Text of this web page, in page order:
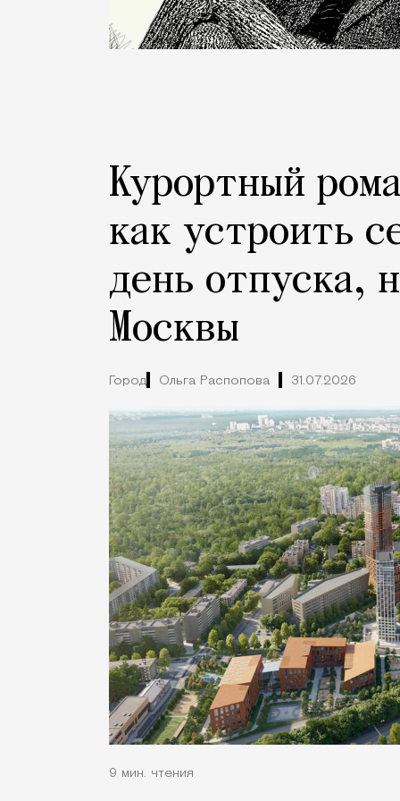
Курортный
как устроить
день отпуска,
Москвы
Город Ольга Распопова 31.07.2026
9 мин. чтения